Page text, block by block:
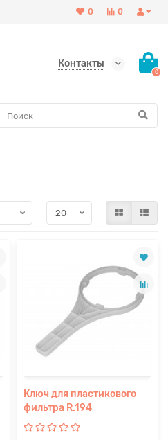
0
0
Контакты
0
Ключ для пластикового
фильтра R.194